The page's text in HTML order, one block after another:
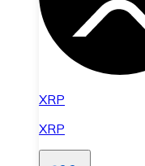
XRP
XRP